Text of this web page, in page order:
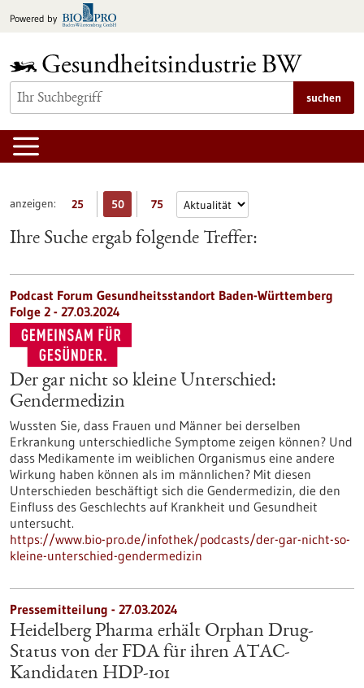
Inhalt
Powered by
suchen
anzeigen: 25 50 75
Ihre Suche ergab folgende Treffer:
Podcast Forum Gesundheitsstandort Baden-Württemberg
Folge 2 - 27.03.2024
Der gar nicht so kleine Unterschied:
Gendermedizin
Wussten Sie, dass Frauen und Männer bei derselben
Erkrankung unterschiedliche Symptome zeigen können? Und
dass Medikamente im weiblichen Organismus eine andere
Wirkung haben können als im männlichen? Mit diesen
Unterschieden beschäftigt sich die Gendermedizin, die den
Einfluss des Geschlechts auf Krankheit und Gesundheit
untersucht.
https://www.bio-pro.de/infothek/podcasts/der-gar-nicht-so-
kleine-unterschied-gendermedizin
Pressemitteilung - 27.03.2024
Heidelberg Pharma erhält Orphan Drug-
Status von der FDA für ihren ATAC-
Kandidaten HDP-101